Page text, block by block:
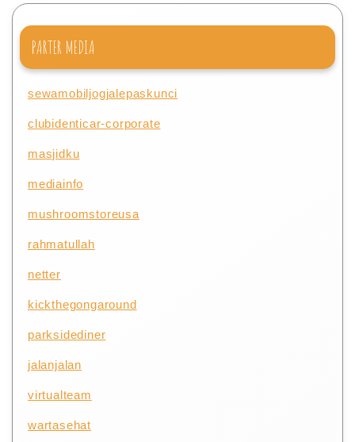
PARTER MEDIA
sewamobiljogjalepaskunci
clubidenticar-corporate
masjidku
mediainfo
mushroomstoreusa
rahmatullah
netter
kickthegongaround
parksidediner
jalanjalan
virtualteam
wartasehat